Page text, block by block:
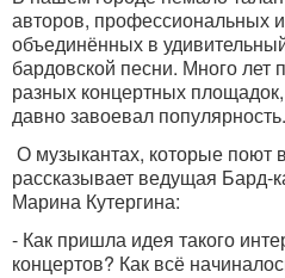
авторов, профессиональных
объединённых в
бардовской песни. Много лет
разных концертных
давно завоевал популярность.
О музыкантах, которые поют
рассказывает ведущая Бард-
Марина Кутергина:
- Как пришла идея такого
концертов? Как всё